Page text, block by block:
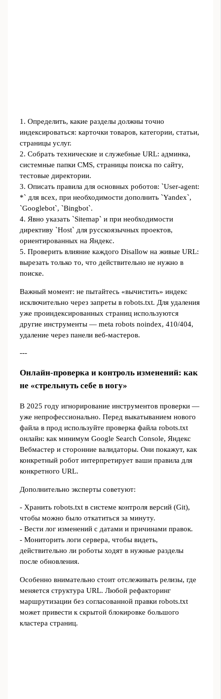
1. Определить, какие разделы должны точно
индексироваться: карточки товаров, категории, статьи,
страницы услуг.
2. Собрать технические и служебные URL: админка,
системные папки CMS, страницы поиска по сайту,
тестовые директории.
3. Описать правила для основных роботов: `User-agent:
*` для всех, при необходимости дополнить `Yandex`,
`Googlebot`, `Bingbot`.
4. Явно указать `Sitemap` и при необходимости
директиву `Host` для русскоязычных проектов,
ориентированных на Яндекс.
5. Проверить влияние каждого Disallow на живые URL:
вырезать только то, что действительно не нужно в
поиске.
Важный момент: не пытайтесь «вычистить» индекс
исключительно через запреты в robots.txt. Для удаления
уже проиндексированных страниц используются
другие инструменты — meta robots noindex, 410/404,
удаление через панели веб‑мастеров.
---
Онлайн‑проверка и контроль изменений: как
не «стрельнуть себе в ногу»
В 2025 году игнорирование инструментов проверки —
уже непрофессионально. Перед выкатыванием нового
файла в прод используйте проверка файла robots.txt
онлайн: как минимум Google Search Console, Яндекс
Вебмастер и сторонние валидаторы. Они покажут, как
конкретный робот интерпретирует ваши правила для
конкретного URL.
Дополнительно эксперты советуют:
- Хранить robots.txt в системе контроля версий (Git),
чтобы можно было откатиться за минуту.
- Вести лог изменений с датами и причинами правок.
- Мониторить логи сервера, чтобы видеть,
действительно ли роботы ходят в нужные разделы
после обновления.
Особенно внимательно стоит отслеживать релизы, где
меняется структура URL. Любой рефакторинг
маршрутизации без согласованной правки robots.txt
может привести к скрытой блокировке большого
кластера страниц.